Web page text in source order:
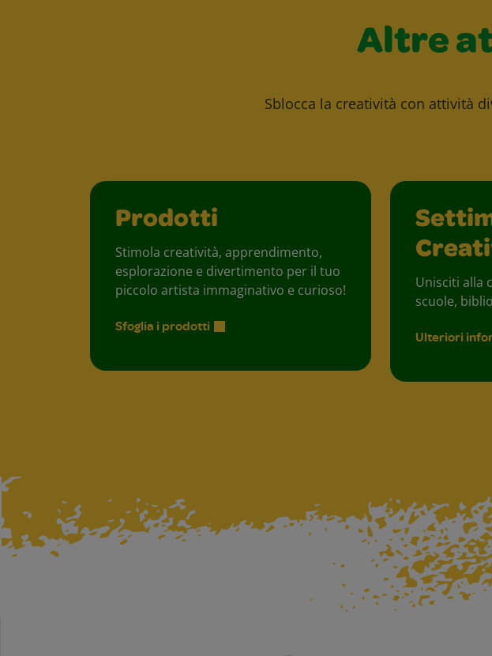
Altre
Sblocca la creatività con attività
Prodotti
Stimola creatività, apprendimento,
esplorazione e divertimento per il tuo
piccolo artista immaginativo e curioso!
Sfoglia i prodotti
Unisciti alla
scuole,
Ulteriori